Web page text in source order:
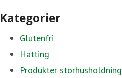
Kategorier
Glutenfri
Hatting
Produkter storhusholdning